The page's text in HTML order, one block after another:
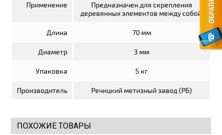
Стеклотканевые материалы
Утепление дома
Пленки изоляционные
Электрика
Электрические тёплые полы
Применение
Предназначен для скрепления
деревянных элементов между собой.
Длина 70 мм
Диаметр 3 мм
Упаковка 5 кг
Производитель Речицкий метизный завод (РБ)
ПОХОЖИЕ ТОВАРЫ